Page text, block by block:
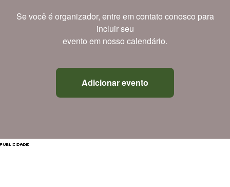
Se você é organizador, entre em contato conosco para
incluir seu
evento em nosso calendário.
Adicionar evento